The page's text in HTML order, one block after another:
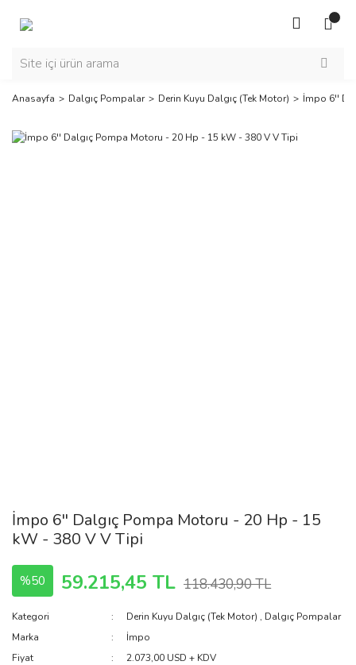
Anasayfa Dalgıç Pompalar Derin Kuyu Dalgıç (Tek Motor) İmpo 6''
İmpo 6'' Dalgıç Pompa Motoru - 20 Hp - 15
kW - 380 V V Tipi
%50 59.215,45 TL 118.430,90 TL
Kategori Derin Kuyu Dalgıç (Tek Motor) , Dalgıç Pompalar
Marka
İmpo
Fiyat
2.073,00 USD + KDV